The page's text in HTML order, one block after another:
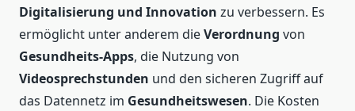
Digitalisierung und Innovation zu verbessern. Es
ermöglicht unter anderem dieVerordnung von
Gesundheits-Apps, die Nutzung von
Videosprechstunden und den sicheren Zugriff auf
das Datennetz im Gesundheitswesen. Die Kosten